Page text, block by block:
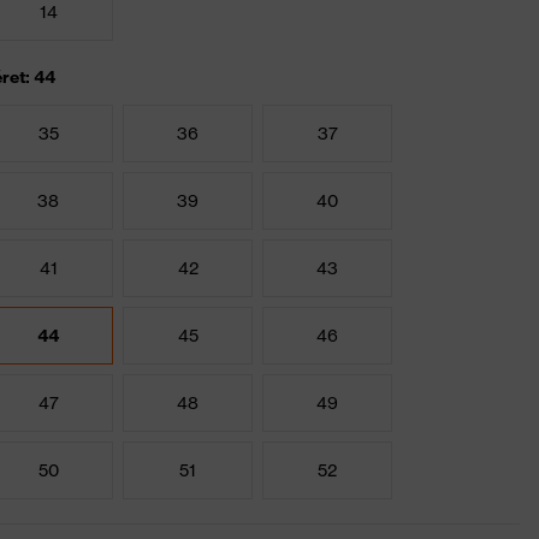
14
44
35 36 37
38 39 40
41 42 43
44 45 46
47 48 49
50 51 52